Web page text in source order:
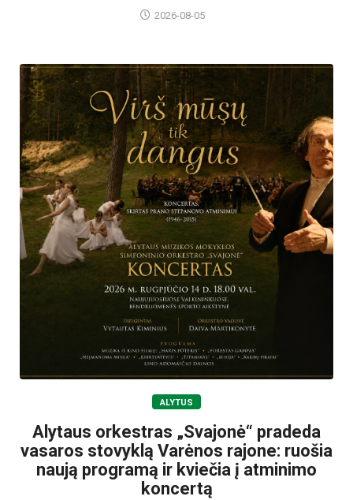
2026-08-05
ALYTUS
Alytaus orkestras „Svajonė“ pradeda
vasaros stovyklą Varėnos rajone: ruošia
naują programą ir kviečia į atminimo
koncertą